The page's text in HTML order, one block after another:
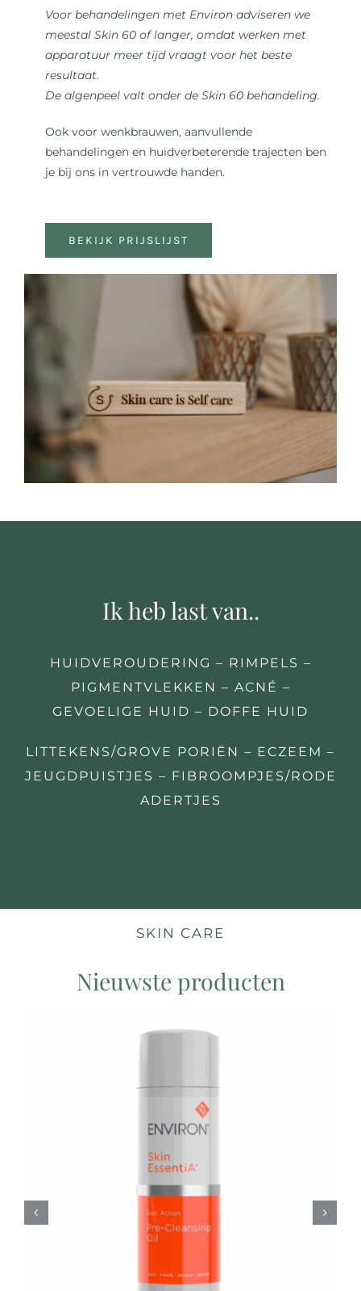
Voor behandelingen met Environ adviseren we
meestal Skin 60 of langer, omdat werken met
apparatuur meer tijd vraagt voor het beste
resultaat.
De algenpeel valt onder de Skin 60 behandeling.
Ook voor wenkbrauwen, aanvullende
behandelingen en huidverbeterende trajecten ben
je bij ons in vertrouwde handen.
BEKIJK PRIJSLIJST
Ik heb last van..
HUIDVEROUDERING – RIMPELS –
PIGMENTVLEKKEN – ACNÉ –
GEVOELIGE HUID – DOFFE HUID
LITTEKENS/GROVE PORIËN – ECZEEM –
JEUGDPUISTJES – FIBROOMPJES/RODE
ADERTJES
SKIN CARE
Nieuwste producten